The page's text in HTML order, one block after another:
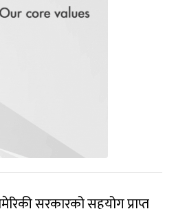
सरकारको सहयोग प्राप्त